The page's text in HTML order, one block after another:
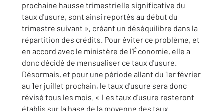
prochaine hausse trimestrielle significative du
taux d'usure, sont ainsi reportés au début du
trimestre suivant », créant un déséquilibre dans la
répartition des crédits. Pour éviter ce problème, et
en accord avec le ministère de l'Économie, elle a
donc décidé de mensualiser ce taux d'usure.
Désormais, et pour une période allant du 1er février
au 1er juillet prochain, le taux d'usure sera donc
révisé tous les mois. « Les taux d'usure resteront
établis sur la base de la moyenne des taux